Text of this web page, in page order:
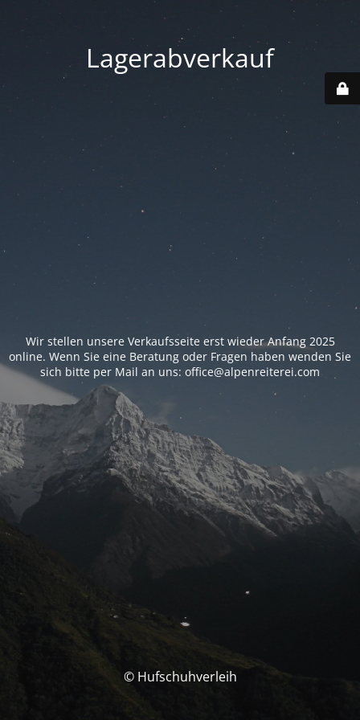
Lagerabverkauf
Wir stellen unsere Verkaufsseite erst wieder Anfang 2025
online. Wenn Sie eine Beratung oder Fragen haben wenden Sie
sich bitte per Mail an uns: office@alpenreiterei.com
© Hufschuhverleih